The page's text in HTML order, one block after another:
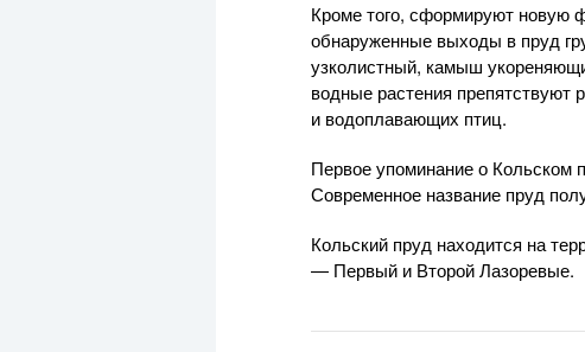
Кроме того, сформируют новую
обнаруженные выходы в пруд
узколистный, камыш
водные растения
и водоплавающих птиц.
Первое упоминание о Кольском
Современное название пруд
Кольский пруд находится на
— Первый и Второй Лазоревые.